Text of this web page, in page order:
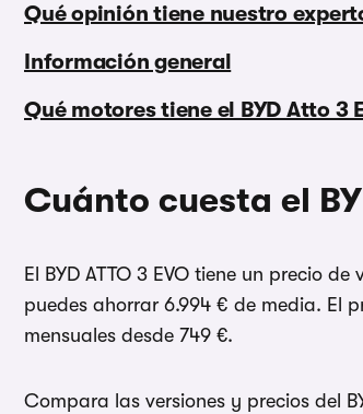
Qué opinión tiene nuestro
Información general
Qué motores tiene el BYD Atto 3
Cuánto cuesta el
El BYD ATTO 3 EVO tiene un precio
puedes ahorrar 6.994 € de media. El
mensuales desde 749 €.
Compara las versiones y precios del